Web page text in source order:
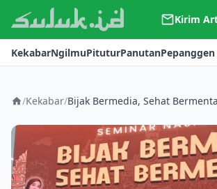
Kirim
Kerjasama
Kontak
KekabarNgilmuPituturPanutanPepanggen
/Kekabar/